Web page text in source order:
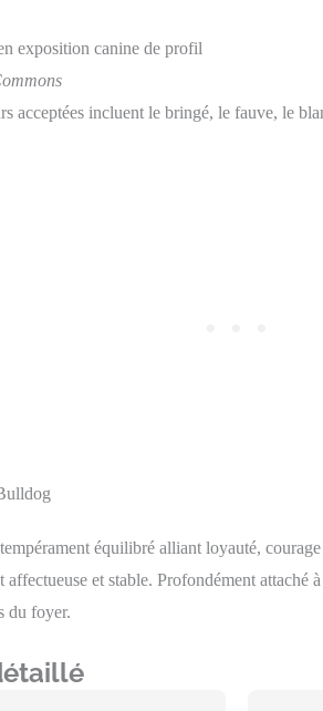
acceptées incluent le bringé, le fauve, le
équilibré alliant loyauté,
affectueuse et stable. Profondément
du foyer.